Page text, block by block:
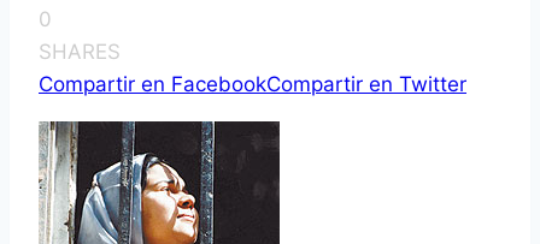
0
SHARES
Compartir en FacebookCompartir en Twitter